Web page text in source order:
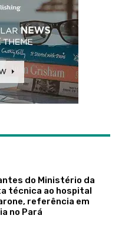
do Ministério da
técnica ao hospital
referência em
no Pará